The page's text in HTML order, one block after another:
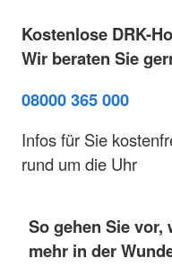
Kostenlose DRK-
Wir beraten Sie
08000 365 000
Infos für Sie
rund um die Uhr
So gehen Sie
mehr in der